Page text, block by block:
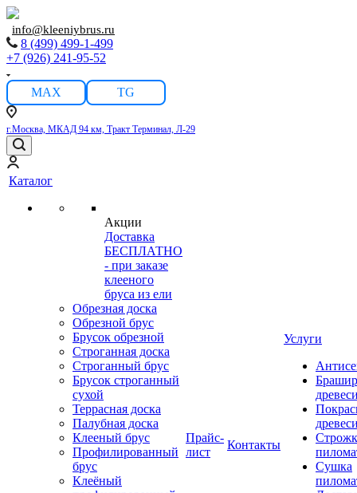
info@kleeniybrus.ru
8 (499) 499-1-499
+7 (926) 241-95-52
MAX TG
г.Москва, МКАД 94 км, Тракт Терминал, Л-29
Каталог
Акции
Доставка
БЕСПЛАТНО
- при заказе
клееного
бруса из ели
Обрезная доска
Обрезной брус
Брусок обрезной
Строганная доска
Строганный брус
Брусок строганный
сухой
Террасная доска
Палубная доска
Клееный брус
Профилированный
брус
Клеёный
Прайс-
лист
Контакты
Услуги
Сушка